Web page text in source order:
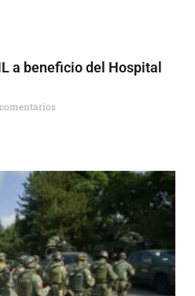
a beneficio del Hospital